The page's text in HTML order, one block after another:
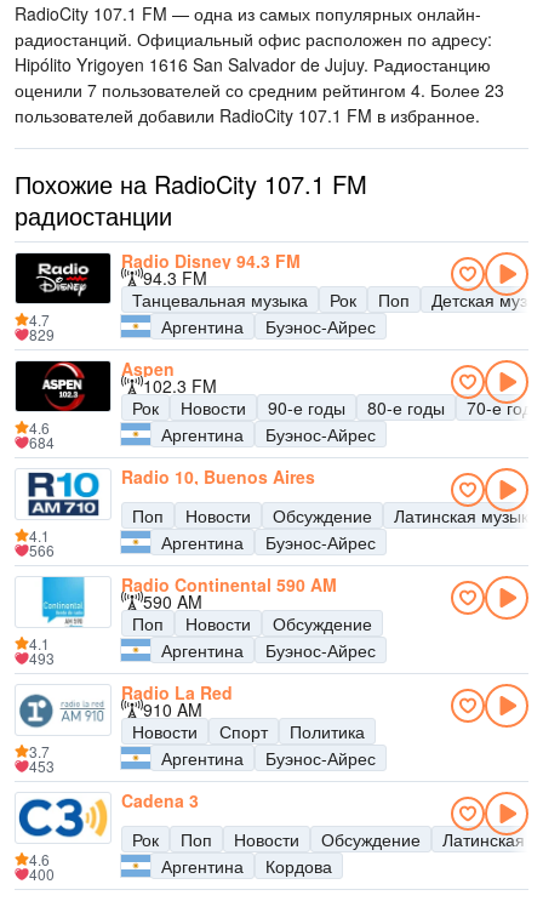
RadioCity 107.1 FM — одна из самых популярных онлайн-
радиостанций. Официальный офис расположен по адресу:
Hipólito Yrigoyen 1616 San Salvador de Jujuy. Радиостанцию
оценили 7 пользователей со средним рейтингом 4. Более 23
пользователей добавили RadioCity 107.1 FM в избранное.
Похожие на RadioCity 107.1 FM
радиостанции
Radio Disney 94.3 FM
94.3 FM
Танцевальная музыка
Рок Поп
Детская
Аргентина
Буэнос-Айрес
4.7
829
Aspen
102.3 FM
Рок
Новости 90-е годы 80-е годы
70-е годы
Аргентина
Буэнос-Айрес
4.6
684
Radio 10, Buenos Aires
Поп
Новости Обсуждение
Латинская музыка
Аргентина
Буэнос-Айрес
4.1
566
Radio Continental 590 AM
590 AM
Поп
Новости
Обсуждение
Аргентина
Буэнос-Айрес
4.1
493
Radio La Red
910 AM
Новости
Спорт
Политика
Аргентина
Буэнос-Айрес
3.7
453
Cadena 3
Рок
Поп Новости Обсуждение
Латинская
Аргентина
Кордова
4.6
400